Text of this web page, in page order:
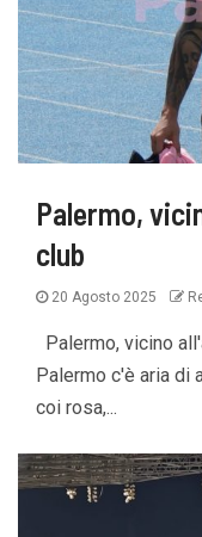
Palermo,
club
20 Agosto 2025
Palermo, vicino
Palermo c'è aria di
coi rosa,...